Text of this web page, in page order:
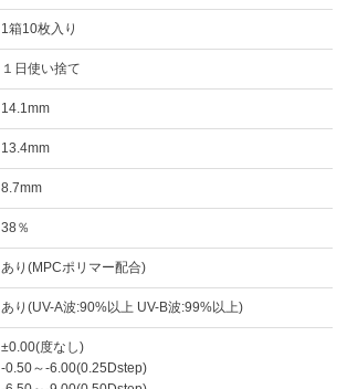
1箱10枚入り
１日使い捨て
14.1mm
13.4mm
8.7mm
38％
あり(MPCポリマー配合)
あり(UV-A波:90%以上 UV-B波:99%以上)
±0.00(度なし)
-0.50～-6.00(0.25Dstep)